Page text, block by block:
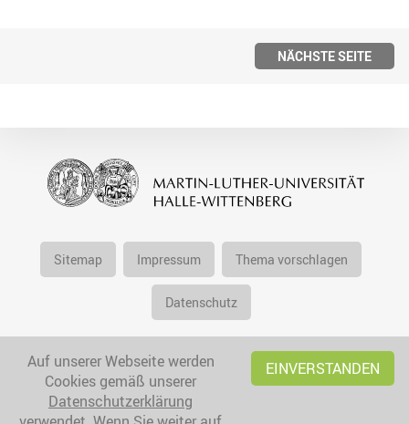
NÄCHSTE SEITE
Sitemap Impressum Thema vorschlagen
Datenschutz
Auf unserer Webseite werden
Cookies gemäß unserer
Datenschutzerklärung
EINVERSTANDEN